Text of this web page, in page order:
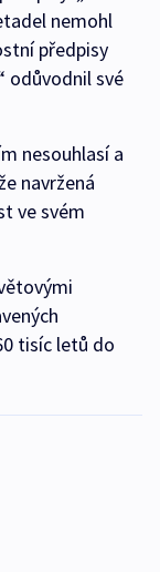
nemohl
předpisy
odůvodnil své
nesouhlasí a
navržená
ve svém
tisíc letů do